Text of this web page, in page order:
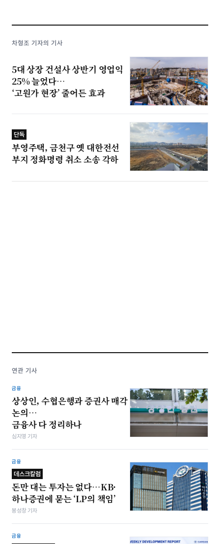
차형조 기자의 기사
5대 상장 건설사 상반기 영업익
25% 늘었다…
‘고원가 현장’ 줄어든 효과
단독
부영주택, 금천구 옛 대한전선
부지 정화명령 취소 소송 각하
연관 기사
금융
상상인, 수협은행과 증권사 매각
논의…
금융사 다 정리하나
심지영 기자
금융
데스크칼럼
돈만 대는 투자는 없다…KB·
하나증권에 묻는 ‘LP의 책임’
봉성창 기자
금융